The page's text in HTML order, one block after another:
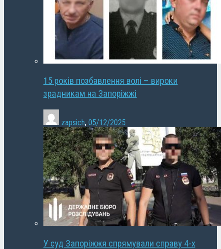
15 років позбавлення волі – вироки
зрадникам на Запоріжжі
zapsich, 05/12/2025
У суд Запоріжжя спрямували справу 4-х